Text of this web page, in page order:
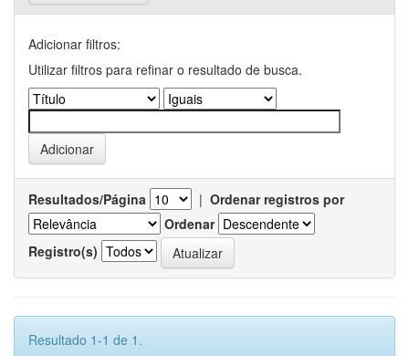
Adicionar filtros:
Utilizar filtros para refinar o resultado de busca.
Resultados/Página | Ordenar registros por
Ordenar
Registro(s)
Resultado 1-1 de 1.